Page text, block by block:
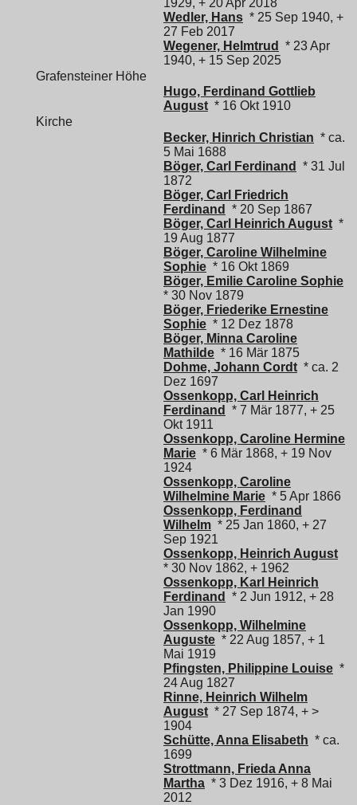
1929, + 20 Apr 2018
Wedler, Hans * 25 Sep 1940, +
27 Feb 2017
Wegener, Helmtrud
* 23 Apr
1940, + 15 Sep 2025
Grafensteiner Höhe
Hugo, Ferdinand Gottlieb
August * 16 Okt 1910
Kirche
Becker, Hinrich Christian * ca.
5 Mai 1688
Böger, Carl Ferdinand
* 31 Jul
1872
Böger, Carl Friedrich
Ferdinand
* 20 Sep 1867
Böger, Carl Heinrich August *
19 Aug 1877
Böger, Caroline Wilhelmine
Sophie * 16 Okt 1869
Böger, Emilie Caroline Sophie
* 30 Nov 1879
Böger, Friederike Ernestine
Sophie * 12 Dez 1878
Böger, Minna Caroline
Mathilde * 16 Mär 1875
Dohme, Johann Cordt * ca. 2
Dez 1697
Ossenkopp, Carl Heinrich
Ferdinand
* 7 Mär 1877, + 25
Okt 1911
Ossenkopp, Caroline Hermine
Marie * 6 Mär 1868, + 19 Nov
1924
Ossenkopp, Caroline
Wilhelmine Marie * 5 Apr 1866
Ossenkopp, Ferdinand
Wilhelm * 25 Jan 1860, + 27
Sep 1921
Ossenkopp, Heinrich August
* 30 Nov 1862, + 1962
Ossenkopp, Karl Heinrich
Ferdinand
* 2 Jun 1912, + 28
Jan 1990
Ossenkopp, Wilhelmine
Auguste * 22 Aug 1857, + 1
Mai 1919
Pfingsten, Philippine Louise *
24 Aug 1827
Rinne, Heinrich Wilhelm
August * 27 Sep 1874, + >
1904
Schütte, Anna Elisabeth * ca.
1699
Strottmann, Frieda Anna
Martha * 3 Dez 1916, + 8 Mai
2012